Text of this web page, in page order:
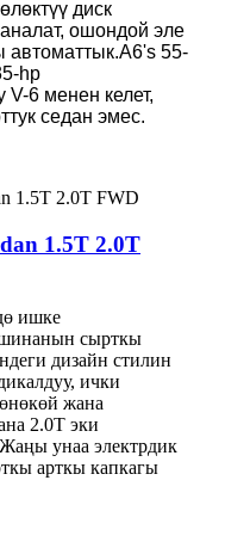
диск
ошондой эле
автоматтык.A6's 55-
hp
V-6 менен келет,
седан эмес.
1.5T 2.0T
ишке
сырткы
дизайн стилин
ички
жана
2.0T эки
унаа электрдик
арткы капкагы